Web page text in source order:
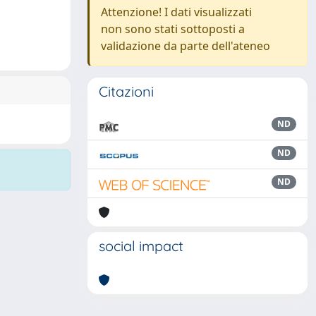
Attenzione! I dati visualizzati
non sono stati sottoposti a
validazione da parte dell'ateneo
Citazioni
ND
ND
ND
social impact